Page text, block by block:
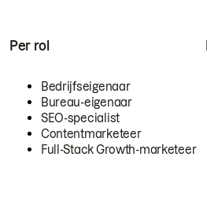
Per rol
Bedrijfseigenaar
Bureau-eigenaar
SEO-specialist
Contentmarketeer
Full-Stack Growth-marketeer